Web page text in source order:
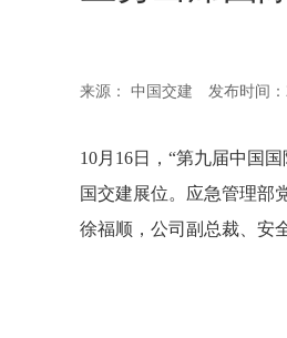
来源： 中国交建 发布时间：
10月16日，“第九届中国
国交建展位。应急管理部
徐福顺，公司副总裁、安